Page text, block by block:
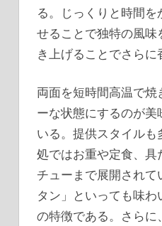
る。じっくりと時間
せることで独特の風味
き上げることでさらに
両面を短時間高温で
ーな状態にするのが美
いる。提供スタイル
処ではお重や定食、具
チューまで展開され
タン」といっても味
の特徴である。さら